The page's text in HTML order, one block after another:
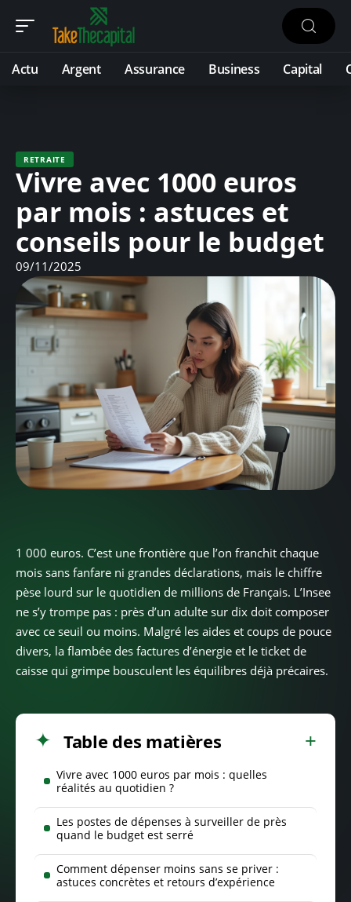
Actu Argent Assurance Business Capital
RETRAITE
Vivre avec 1000 euros
par mois : astuces et
conseils pour le budget
09/11/2025
1 000 euros. C’est une frontière que l’on franchit chaque
mois sans fanfare ni grandes déclarations, mais le chiffre
pèse lourd sur le quotidien de millions de Français. L’Insee
ne s’y trompe pas : près d’un adulte sur dix doit composer
avec ce seuil ou moins. Malgré les aides et coups de pouce
divers, la flambée des factures d’énergie et le ticket de
caisse qui grimpe bousculent les équilibres déjà précaires.
Table des matières
Vivre avec 1000 euros par mois : quelles
réalités au quotidien ?
Les postes de dépenses à surveiller de près
quand le budget est serré
Comment dépenser moins sans se priver :
astuces concrètes et retours d’expérience